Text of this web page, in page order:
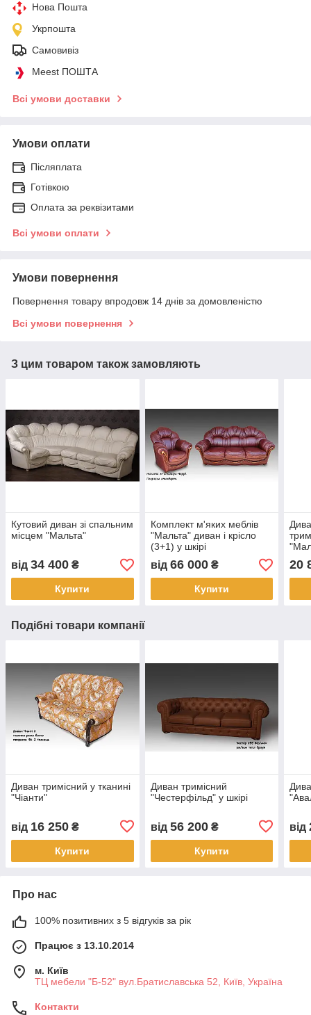
Нова Пошта
Укрпошта
Самовивіз
Meest ПОШТА
Всі умови доставки
Умови оплати
Післяплата
Готівкою
Оплата за реквізитами
Всі умови оплати
Умови повернення
Повернення товару впродовж 14 днів за домовленістю
Всі умови повернення
З цим товаром також замовляють
Кутовий диван зі спальним
місцем "Мальта"
від 34 400 ₴
Купити
Комплект м'яких меблів
"Мальта" диван і крісло
(3+1) у шкірі
від 66 000₴
Купити
20
Подібні товари компанії
Диван тримісний у тканині
"Чіанти"
від 16 250 ₴
Купити
Диван тримісний
"Честерфільд" у шкірі
від 56 200₴
Купити
від
Про нас
100% позитивних з 5 відгуків за рік
Працює з 13.10.2014
м. Київ
ТЦ мебели "Б-52" вул.Братиславська 52, Київ, Україна
Контакти